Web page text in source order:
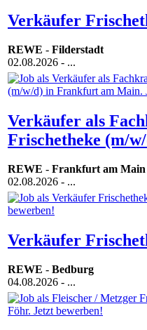
Verkäufer
REWE - Filderstadt
02.08.2026 - ...
Verkäufer als
Frischetheke (m/
REWE - Frankfurt am Main
02.08.2026 - ...
Verkäufer
REWE - Bedburg
04.08.2026 - ...